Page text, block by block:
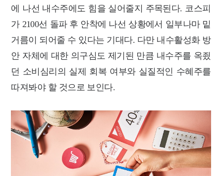
에 나선 내수주에도 힘을 실어줄지 주목된다. 코스피
가 2100선 돌파 후 안착에 나선 상황에서 일부나마 밑
거름이 되어줄 수 있다는 기대다. 다만 내수활성화 방
안 자체에 대한 의구심도 제기된 만큼 내수주를 옥죘
던 소비심리의 실제 회복 여부와 실질적인 수혜주를
따져봐야 할 것으로 보인다.